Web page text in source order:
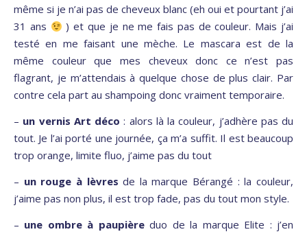
même si je n’ai pas de cheveux blanc (eh oui et pourtant j’ai
31 ans
) et que je ne me fais pas de couleur. Mais j’ai
testé en me faisant une mèche. Le mascara est de la
même couleur que mes cheveux donc ce n’est pas
flagrant, je m’attendais à quelque chose de plus clair. Par
contre cela part au shampoing donc vraiment temporaire.
– un vernis Art déco : alors là la couleur, j’adhère pas du
tout. Je l’ai porté une journée, ça m’a suffit. Il est beaucoup
trop orange, limite fluo, j’aime pas du tout
– un rouge à lèvres de la marque Bérangé : la couleur,
j’aime pas non plus, il est trop fade, pas du tout mon style.
– une ombre à paupièreduo de la marque Elite : j’en